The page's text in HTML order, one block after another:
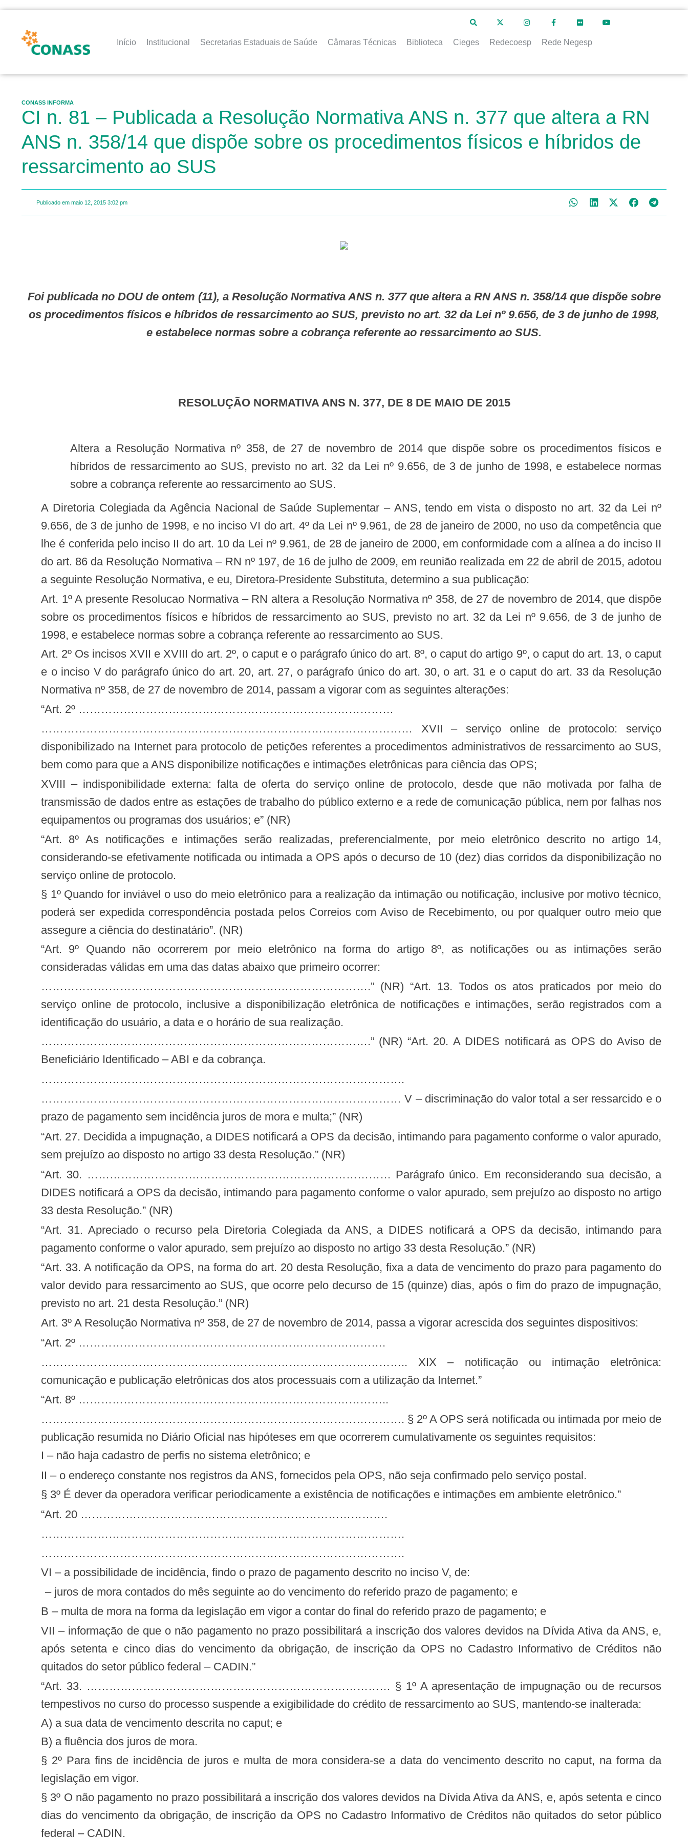
Início Institucional Secretarias Estaduais de Saúde Câmaras Técnicas Biblioteca Cieges Redecoesp Rede Negesp
CONASS INFORMA
CI n. 81 – Publicada a Resolução Normativa ANS n. 377 que altera a RN
ANS n. 358/14 que dispõe sobre os procedimentos físicos e híbridos de
ressarcimento ao SUS
Publicado em maio 12, 2015 3:02 pm
Foi publicada no DOU de ontem (11), a Resolução Normativa ANS n. 377 que altera a RN ANS n. 358/14 que dispõe sobre
os procedimentos físicos e híbridos de ressarcimento ao SUS, previsto no art. 32 da Lei nº 9.656, de 3 de junho de 1998,
e estabelece normas sobre a cobrança referente ao ressarcimento ao SUS.
RESOLUÇÃO NORMATIVA ANS N. 377, DE 8 DE MAIO DE 2015
Altera a Resolução Normativa nº 358, de 27 de novembro de 2014 que dispõe sobre os procedimentos físicos e
híbridos de ressarcimento ao SUS, previsto no art. 32 da Lei nº 9.656, de 3 de junho de 1998, e estabelece normas
sobre a cobrança referente ao ressarcimento ao SUS.
A Diretoria Colegiada da Agência Nacional de Saúde Suplementar – ANS, tendo em vista o disposto no art. 32 da Lei nº
9.656, de 3 de junho de 1998, e no inciso VI do art. 4º da Lei nº 9.961, de 28 de janeiro de 2000, no uso da competência que
lhe é conferida pelo inciso II do art. 10 da Lei nº 9.961, de 28 de janeiro de 2000, em conformidade com a alínea a do inciso II
do art. 86 da Resolução Normativa – RN nº 197, de 16 de julho de 2009, em reunião realizada em 22 de abril de 2015, adotou
a seguinte Resolução Normativa, e eu, Diretora-Presidente Substituta, determino a sua publicação:
Art. 1º A presente Resolucao Normativa – RN altera a Resolução Normativa nº 358, de 27 de novembro de 2014, que dispõe
sobre os procedimentos físicos e híbridos de ressarcimento ao SUS, previsto no art. 32 da Lei nº 9.656, de 3 de junho de
1998, e estabelece normas sobre a cobrança referente ao ressarcimento ao SUS.
Art. 2º Os incisos XVII e XVIII do art. 2º, o caput e o parágrafo único do art. 8º, o caput do artigo 9º, o caput do art. 13, o caput
e o inciso V do parágrafo único do art. 20, art. 27, o parágrafo único do art. 30, o art. 31 e o caput do art. 33 da Resolução
Normativa nº 358, de 27 de novembro de 2014, passam a vigorar com as seguintes alterações:
“Art. 2º …………………………………………………………………………
……………………………………………………………………………………… XVII – serviço online de protocolo: serviço
disponibilizado na Internet para protocolo de petições referentes a procedimentos administrativos de ressarcimento ao SUS,
bem como para que a ANS disponibilize notificações e intimações eletrônicas para ciência das OPS;
XVIII – indisponibilidade externa: falta de oferta do serviço online de protocolo, desde que não motivada por falha de
transmissão de dados entre as estações de trabalho do público externo e a rede de comunicação pública, nem por falhas nos
equipamentos ou programas dos usuários; e” (NR)
“Art. 8º As notificações e intimações serão realizadas, preferencialmente, por meio eletrônico descrito no artigo 14,
considerando-se efetivamente notificada ou intimada a OPS após o decurso de 10 (dez) dias corridos da disponibilização no
serviço online de protocolo.
§ 1º Quando for inviável o uso do meio eletrônico para a realização da intimação ou notificação, inclusive por motivo técnico,
poderá ser expedida correspondência postada pelos Correios com Aviso de Recebimento, ou por qualquer outro meio que
assegure a ciência do destinatário”. (NR)
“Art. 9º Quando não ocorrerem por meio eletrônico na forma do artigo 8º, as notificações ou as intimações serão
consideradas válidas em uma das datas abaixo que primeiro ocorrer:
…………………………………………………………………………….” (NR) “Art. 13. Todos os atos praticados por meio do
serviço online de protocolo, inclusive a disponibilização eletrônica de notificações e intimações, serão registrados com a
identificação do usuário, a data e o horário de sua realização.
…………………………………………………………………………….” (NR) “Art. 20. A DIDES notificará as OPS do Aviso de
Beneficiário Identificado – ABI e da cobrança.
…………………………………………………………………………………….
…………………………………………………………………………………… V – discriminação do valor total a ser ressarcido e o
prazo de pagamento sem incidência juros de mora e multa;” (NR)
“Art. 27. Decidida a impugnação, a DIDES notificará a OPS da decisão, intimando para pagamento conforme o valor apurado,
sem prejuízo ao disposto no artigo 33 desta Resolução.” (NR)
“Art. 30. ……………………………………………………………………… Parágrafo único. Em reconsiderando sua decisão, a
DIDES notificará a OPS da decisão, intimando para pagamento conforme o valor apurado, sem prejuízo ao disposto no artigo
33 desta Resolução.” (NR)
“Art. 31. Apreciado o recurso pela Diretoria Colegiada da ANS, a DIDES notificará a OPS da decisão, intimando para
pagamento conforme o valor apurado, sem prejuízo ao disposto no artigo 33 desta Resolução.” (NR)
“Art. 33. A notificação da OPS, na forma do art. 20 desta Resolução, fixa a data de vencimento do prazo para pagamento do
valor devido para ressarcimento ao SUS, que ocorre pelo decurso de 15 (quinze) dias, após o fim do prazo de impugnação,
previsto no art. 21 desta Resolução.” (NR)
Art. 3º A Resolução Normativa nº 358, de 27 de novembro de 2014, passa a vigorar acrescida dos seguintes dispositivos:
“Art. 2º ……………………………………………………………………….
…………………………………………………………………………………….. XIX – notificação ou intimação eletrônica:
comunicação e publicação eletrônicas dos atos processuais com a utilização da Internet.”
“Art. 8º ………………………………………………………………………..
……………………………………………………………………………………. § 2º A OPS será notificada ou intimada por meio de
publicação resumida no Diário Oficial nas hipóteses em que ocorrerem cumulativamente os seguintes requisitos:
I – não haja cadastro de perfis no sistema eletrônico; e
II – o endereço constante nos registros da ANS, fornecidos pela OPS, não seja confirmado pelo serviço postal.
§ 3º É dever da operadora verificar periodicamente a existência de notificações e intimações em ambiente eletrônico.”
“Art. 20 ……………………………………………………………………….
…………………………………………………………………………………….
…………………………………………………………………………………….
VI – a possibilidade de incidência, findo o prazo de pagamento descrito no inciso V, de:
– juros de mora contados do mês seguinte ao do vencimento do referido prazo de pagamento; e
b – multa de mora na forma da legislação em vigor a contar do final do referido prazo de pagamento; e
VII – informação de que o não pagamento no prazo possibilitará a inscrição dos valores devidos na Dívida Ativa da ANS, e,
após setenta e cinco dias do vencimento da obrigação, de inscrição da OPS no Cadastro Informativo de Créditos não
quitados do setor público federal – CADIN.”
“Art. 33. ……………………………………………………………………… § 1º A apresentação de impugnação ou de recursos
tempestivos no curso do processo suspende a exigibilidade do crédito de ressarcimento ao SUS, mantendo-se inalterada:
a) a sua data de vencimento descrita no caput; e
b) a fluência dos juros de mora.
§ 2º Para fins de incidência de juros e multa de mora considera-se a data do vencimento descrito no caput, na forma da
legislação em vigor.
§ 3º O não pagamento no prazo possibilitará a inscrição dos valores devidos na Dívida Ativa da ANS, e, após setenta e cinco
dias do vencimento da obrigação, de inscrição da OPS no Cadastro Informativo de Créditos não quitados do setor público
federal – CADIN.